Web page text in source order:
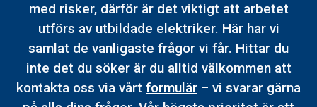
med risker, därför är det viktigt att arbetet
utförs av utbildade elektriker. Här har vi
samlat de vanligaste frågor vi får. Hittar du
inte det du söker är du alltid välkommen att
kontakta oss via vårt formulär – vi svarar gärna